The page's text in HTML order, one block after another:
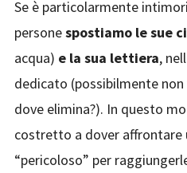
Se è particolarmente
personespostiamo le sue
acqua) e la sua lettiera,
dedicato (possibilmente
dove elimina?). In questo
costretto a dover affrontare
“pericoloso” per